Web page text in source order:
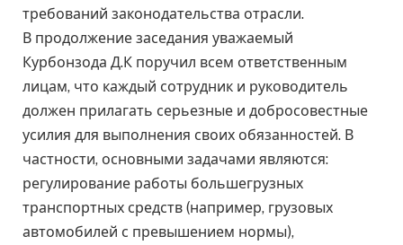
требований законодательства отрасли.
В продолжение заседания уважаемый
Курбонзода Д.К поручил всем ответственным
лицам, что каждый сотрудник и руководитель
должен прилагать серьезные и добросовестные
усилия для выполнения своих обязанностей. В
частности, основными задачами являются:
регулирование работы большегрузных
транспортных средств (например, грузовых
автомобилей с превышением нормы),